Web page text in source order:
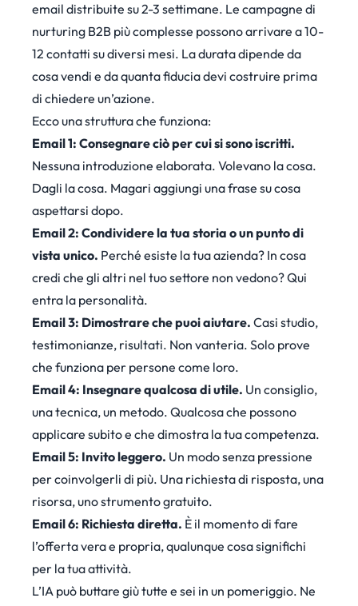
email distribuite su 2-3 settimane. Le campagne di
nurturing B2B più complesse possono arrivare a 10-
12 contatti su diversi mesi. La durata dipende da
cosa vendi e da quanta fiducia devi costruire prima
di chiedere un’azione.
Ecco una struttura che funziona:
Email 1: Consegnare ciò per cui si sono iscritti.
Nessuna introduzione elaborata. Volevano la cosa.
Dagli la cosa. Magari aggiungi una frase su cosa
aspettarsi dopo.
Email 2: Condividere la tua storia o un punto di
vista unico. Perché esiste la tua azienda? In cosa
credi che gli altri nel tuo settore non vedono? Qui
entra la personalità.
Email 3: Dimostrare che puoi aiutare. Casi studio,
testimonianze, risultati. Non vanteria. Solo prove
che funziona per persone come loro.
Email 4: Insegnare qualcosa di utile. Un consiglio,
una tecnica, un metodo. Qualcosa che possono
applicare subito e che dimostra la tua competenza.
Email 5: Invito leggero. Un modo senza pressione
per coinvolgerli di più. Una richiesta di risposta, una
risorsa, uno strumento gratuito.
Email 6: Richiesta diretta. È il momento di fare
l’offerta vera e propria, qualunque cosa significhi
per la tua attività.
L’IA può buttare giù tutte e sei in un pomeriggio. Ne